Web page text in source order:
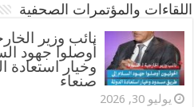
اللقاءات والمؤتمرات الصحفية
‏نائب وزير
أوصلوا جهود
وخيار استعادة
صنعاء
يوليو 30, 2026